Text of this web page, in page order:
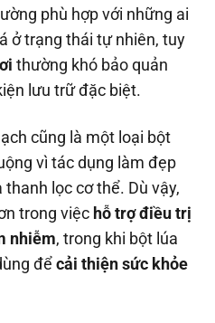
phù hợp với những ai
ở trạng thái tự nhiên, tuy
thường khó bảo quản
lưu trữ đặc biệt.
cũng là một loại bột
vì tác dụng làm đẹp
lọc cơ thể. Dù vậy,
trong việc hỗ trợ điều trị
nhiễm, trong khi bột lúa
đểcải thiện sức khỏe